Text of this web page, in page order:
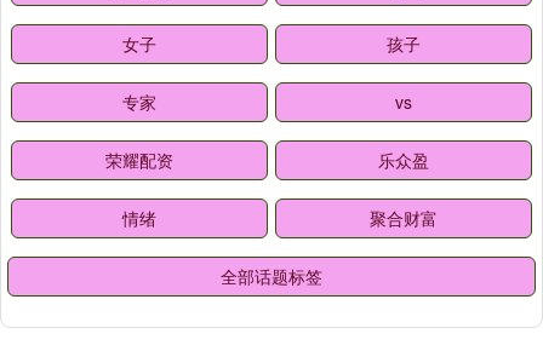
女子 孩子
专家 vs
荣耀配资 乐众盈
情绪 聚合财富
全部话题标签